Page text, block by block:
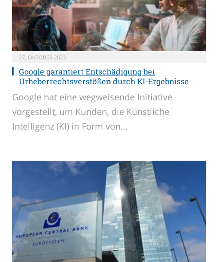
27. OKTOBER 2023
Google garantiert Entschädigung bei
Urheberrechtsverstößen durch KI-Ergebnisse
Google hat eine wegweisende Initiative
vorgestellt, um Kunden, die Künstliche
Intelligenz (KI) in Form von…